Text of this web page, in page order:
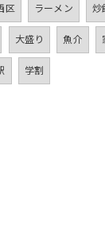
区 ラーメン 炒
大盛り 魚介
学割